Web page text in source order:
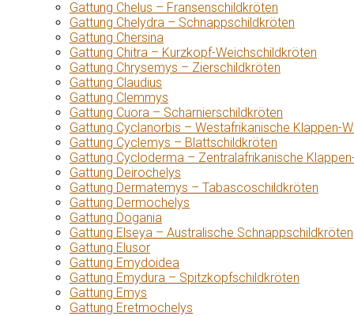
Gattung Chelus – Fransenschildkröten
Gattung Chelydra – Schnappschildkröten
Gattung Chersina
Gattung Chitra – Kurzkopf-Weichschildkröten
Gattung Chrysemys – Zierschildkröten
Gattung Claudius
Gattung Clemmys
Gattung Cuora – Scharnierschildkröten
Gattung Cyclanorbis – Westafrikanische Klappen-
Gattung Cyclemys – Blattschildkröten
Gattung Cycloderma – Zentralafrikanische
Gattung Deirochelys
Gattung Dermatemys – Tabascoschildkröten
Gattung Dermochelys
Gattung Dogania
Gattung Elseya – Australische Schnappschildkröten
Gattung Elusor
Gattung Emydoidea
Gattung Emydura – Spitzkopfschildkröten
Gattung Emys
Gattung Eretmochelys